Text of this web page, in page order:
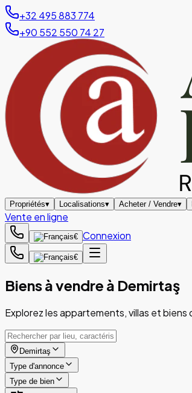
+32 495 883 774
+90 552 550 74 27
Propriétés▾ Localisations▾ Acheter / Vendre▾
Vente en ligne
€ Connexion
€
Biens à vendre à Demirtaş
Explorez les appartements, villas et
Demirtaş
Type d'annonce
Type de bien